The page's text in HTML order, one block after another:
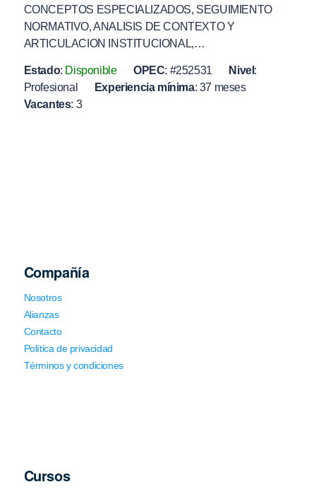
CONCEPTOS ESPECIALIZADOS, SEGUIMIENTO
NORMATIVO, ANALISIS DE CONTEXTO Y
ARTICULACION INSTITUCIONAL,…
Estado: Disponible OPEC: #252531 Nivel :
Profesional
Experiencia mínima: 37 meses
Vacantes: 3
Compañía
Nosotros
Alianzas
Contacto
Política de privacidad
Términos y condiciones
Cursos